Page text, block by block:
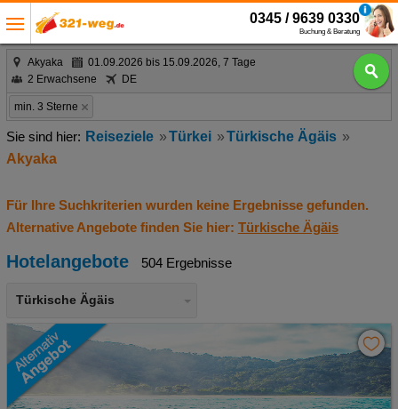
0345 / 9639 0330
Buchung & Beratung
Akyaka
01.09.2026 bis 15.09.2026, 7 Tage
2 Erwachsene
DE
min. 3 Sterne
Reiseziele Türkei
Türkische Ägäis
Akyaka
Für Ihre Suchkriterien wurden keine Ergebnisse gefunden.
Alternative Angebote finden Sie hier: Türkische Ägäis
Hotelangebote 504 Ergebnisse
Türkische Ägäis